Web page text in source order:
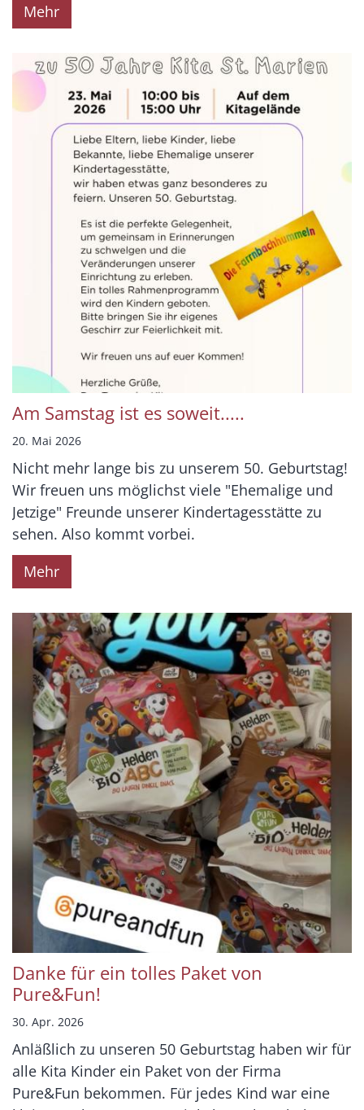
Mehr
Am Samstag ist es soweit.....
20. Mai 2026
Nicht mehr lange bis zu unserem 50. Geburtstag!
Wir freuen uns möglichst viele "Ehemalige und
Jetzige" Freunde unserer Kindertagesstätte zu
sehen. Also kommt vorbei.
Mehr
Danke für ein tolles Paket von
Pure&Fun!
30. Apr. 2026
Anläßlich zu unseren 50 Geburtstag haben wir für
alle Kita Kinder ein Paket von der Firma
Pure&Fun bekommen. Für jedes Kind war eine